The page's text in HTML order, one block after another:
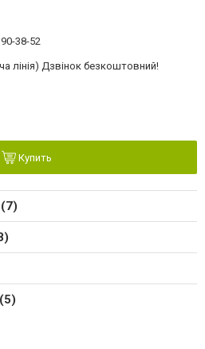
38-52
лінія) Дзвінок безкоштовний!
Купить